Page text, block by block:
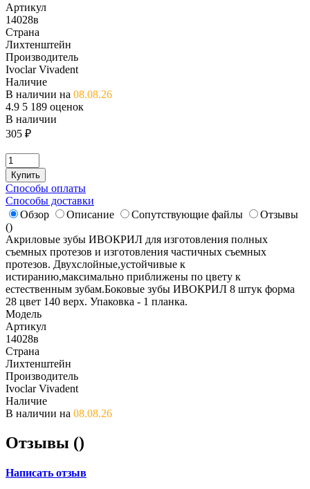
Артикул
14028в
Страна
Лихтенштейн
Производитель
Ivoclar Vivadent
Наличие
В наличии на 08.08.26
4.9 5 189 оценок
В наличии
305 ₽
Купить
Способы оплаты
Способы доставки
Обзор
Описание Сопутствующие файлы
Отзывы
()
Акриловые зубы ИВОКРИЛ для изготовления полных
съемных протезов и изготовления частичных съемных
протезов. Двухслойные,устойчивые к
истиранию,максимально приближены по цвету к
естественным зубам.Боковые зубы ИВОКРИЛ 8 штук форма
28 цвет 140 верх. Упаковка - 1 планка.
Модель
Артикул
14028в
Страна
Лихтенштейн
Производитель
Ivoclar Vivadent
Наличие
В наличии на 08.08.26
Отзывы ()
Написать отзыв